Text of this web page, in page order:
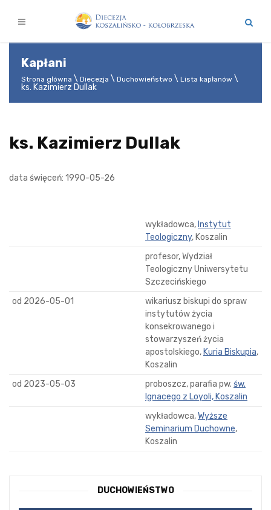
Kapłani
Strona główna Diecezja Duchowieństwo Lista kapłanów
ks. Kazimierz Dullak
ks. Kazimierz Dullak
data święceń: 1990-05-26
wykładowca, Instytut
Teologiczny, Koszalin
profesor, Wydział
Teologiczny Uniwersytetu
Szczecińskiego
od 2026-05-01
wikariusz biskupi do spraw
instytutów życia
konsekrowanego i
stowarzyszeń życia
apostolskiego, Kuria Biskupia,
Koszalin
od 2023-05-03
proboszcz, parafia pw. św.
Ignacego z Loyoli, Koszalin
wykładowca,Wyższe
Seminarium Duchowne,
Koszalin
DUCHOWIEŃSTWO